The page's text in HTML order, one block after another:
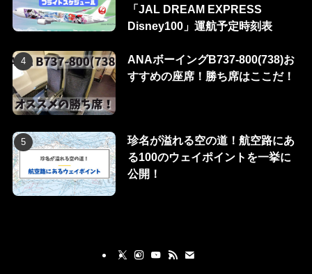
「JAL DREAM EXPRESS
Disney100」運航予定時刻表
ANAボーイングB737-800(738)お
すすめの座席！勝ち席はここだ！
珍名が溢れる空の道！航空路にあ
る100のウェイポイントを一挙に
公開！